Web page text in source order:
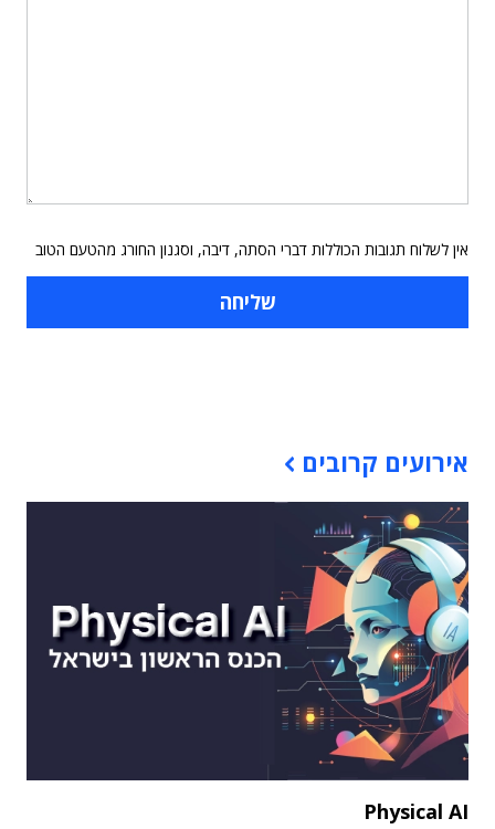
אין לשלוח תגובות הכוללות דברי הסתה, דיבה, וסגנון החורג מהטעם הטוב
אירועים קרובים
Physical AI